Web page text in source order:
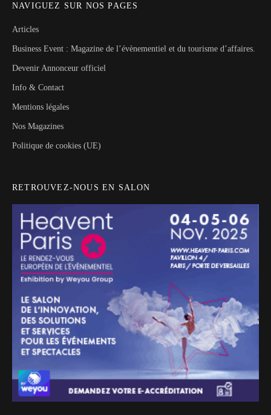
NAVIGUEZ SUR NOS PAGES
Articles
Business Event : Magazine de l’évènementiel et du tourisme d’affaires.
Devenir Annonceur officiel
Info & Contact
Mentions légales
Nos Magazines
Politique de cookies (UE)
RETROUVEZ-NOUS EN SALON